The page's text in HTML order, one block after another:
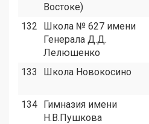
Востоке)
132
Школа № 627 имени
Генерала Д.Д.
Лелюшенко
133 Школа Новокосино
134 Гимназия имени
Н.В.Пушкова